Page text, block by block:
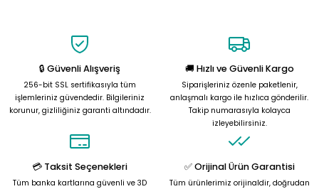
Görüş ve önerileriniz için teşekkür ederiz.
Ürün resmi kalitesiz, bozuk veya görüntülenemiyor.
Ürün açıklamasında eksik bilgiler bulunuyor.
Ürün bilgilerinde hatalar bulunuyor.
Ürün fiyatı diğer sitelerden daha pahalı.
🔒 Güvenli Alışveriş
256-bit SSL sertifikasıyla tüm
işlemleriniz güvendedir. Bilgileriniz
korunur, gizliliğiniz garanti altındadır.
🚚 Hızlı ve Güvenli Kargo
Siparişleriniz özenle paketlenir,
anlaşmalı kargo ile hızlıca gönderilir.
Takip numarasıyla kolayca
izleyebilirsiniz.
💳 Taksit Seçenekleri
Tüm banka kartlarına güvenli ve 3D
✅ Orijinal Ürün Garantisi
Tüm ürünlerimiz orijinaldir, doğrudan